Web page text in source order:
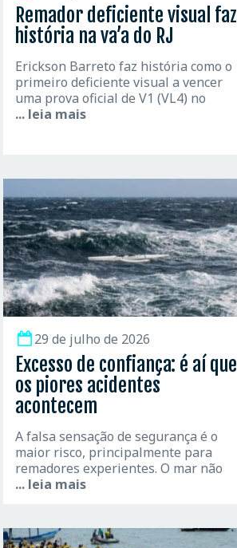
Remador deficiente visual faz
história na va’a do RJ
Erickson Barreto faz história como o
primeiro deficiente visual a vencer
uma prova oficial de V1 (VL4) no
... leia mais
29 de julho de 2026
Excesso de confiança: é aí que
os piores acidentes
acontecem
A falsa sensação de segurança é o
maior risco, principalmente para
remadores experientes. O mar não
... leia mais